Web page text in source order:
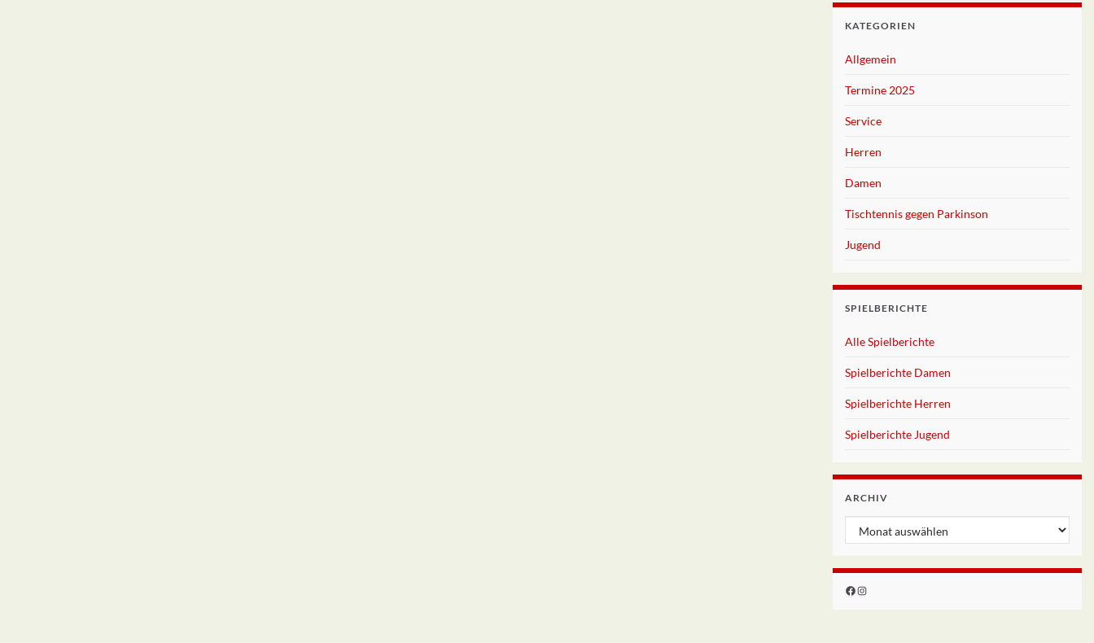
KATEGORIEN
Allgemein
Termine 2025
Service
Herren
Damen
Tischtennis gegen Parkinson
Jugend
SPIELBERICHTE
Alle Spielberichte
Spielberichte Damen
Spielberichte Herren
Spielberichte Jugend
ARCHIV
Archiv
Facebook
Instagram